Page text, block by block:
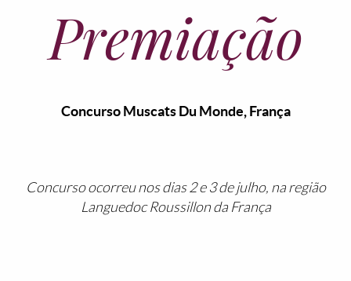
Premiação
Concurso Muscats Du Monde, França
Concurso ocorreu nos dias 2 e 3 de julho, na região
Languedoc Roussillon da França